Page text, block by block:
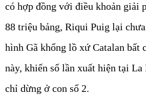
có hợp đồng với điều khoản giải
88 triệu bảng, Riqui Puig lại
hình Gã khổng lồ xứ Catalan bất
này, khiến số lần xuất hiện tại La
chỉ dừng ở con số 2.